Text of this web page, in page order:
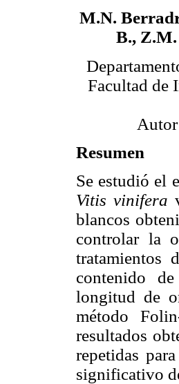
M.N.
B.,
Facultad de
Resumen
Se estudió el
Vitis vinifera
blancos
controlar la
tratamientos
contenido
longitud de
método
resultados
repetidas
significativo